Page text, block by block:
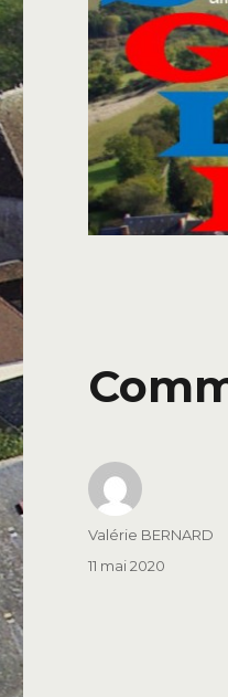
Auteur
Valérie BERNARD
Publié
11 mai 2020